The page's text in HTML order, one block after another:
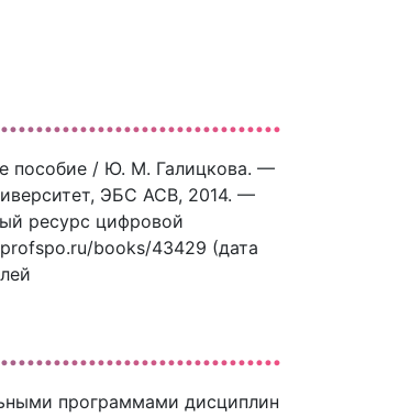
пособие / Ю. М. Галицкова. —
ЭБС АСВ, 2014. —
ресурс цифровой
books/43429 (дата
программами дисциплин